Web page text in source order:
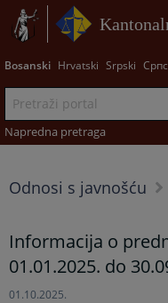
Bosanski Hrvatski Srpski
Napredna pretraga
Odnosi s javnošću
Informacija o
01.01.2025. do
01.10.2025.